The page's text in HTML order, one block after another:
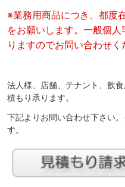
※業務用商品につき、都度
をお願いします。一般個
りますのでお問い合わせく
法人様、店舗、テナント、飲
積もり承ります。
下記よりお問い合わせ下さい
す。